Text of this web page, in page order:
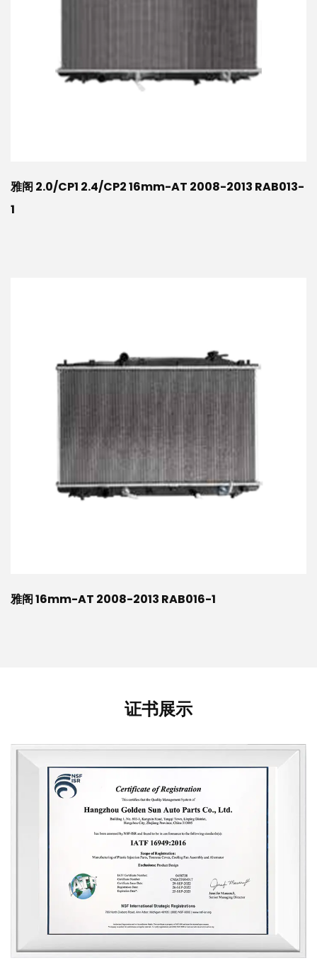
雅阁 2.0/CP1 2.4/CP2 16mm-AT 2008-2013 RAB013-
1
雅阁 16mm-AT 2008-2013 RAB016-1
证书展示